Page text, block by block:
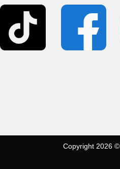
Copyright 2026 ©